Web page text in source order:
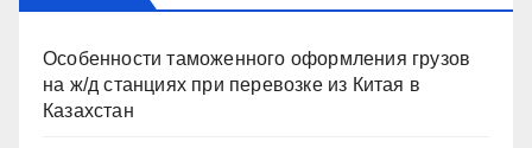
Особенности таможенного оформления грузов
на ж/д станциях при перевозке из Китая в
Казахстан